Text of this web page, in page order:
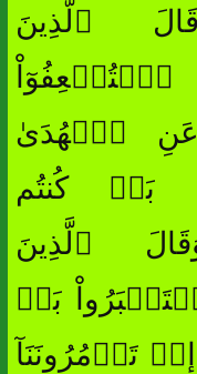
(31) قَالَ ٱلَّذِينَ
ٱلۡهُدَىٰ
بَلۡ كُنتُم
(32) وَقَالَ ٱلَّذِينَ
بَلۡ
تَأۡمُرُونَنَآ